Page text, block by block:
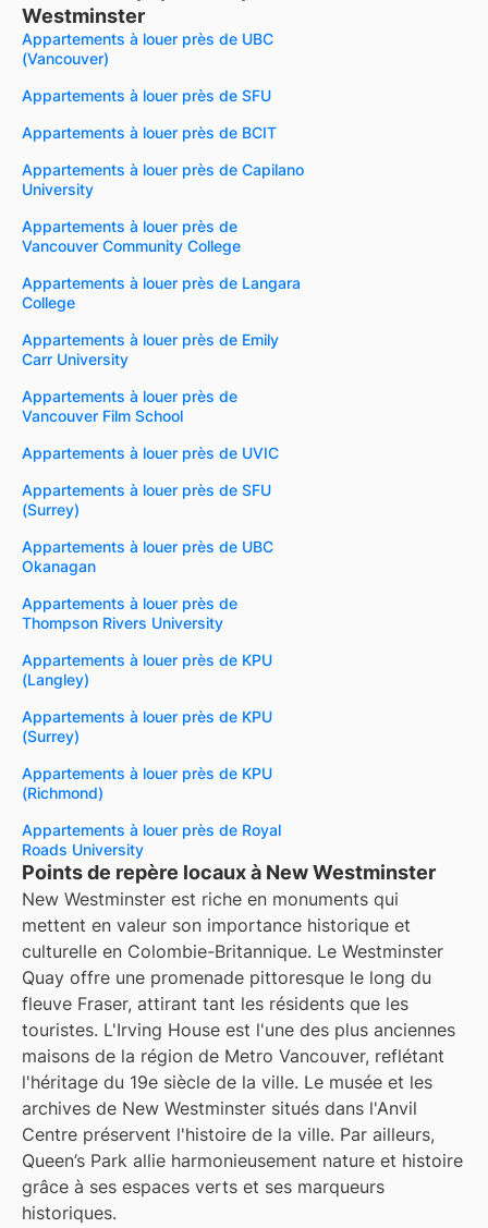
Westminster
Appartements à louer près de UBC
(Vancouver)
Appartements à louer près de SFU
Appartements à louer près de BCIT
Appartements à louer près de Capilano
University
Appartements à louer près de
Vancouver Community College
Appartements à louer près de Langara
College
Appartements à louer près de Emily
Carr University
Appartements à louer près de
Vancouver Film School
Appartements à louer près de UVIC
Appartements à louer près de SFU
(Surrey)
Appartements à louer près de UBC
Okanagan
Appartements à louer près de
Thompson Rivers University
Appartements à louer près de KPU
(Langley)
Appartements à louer près de KPU
(Surrey)
Appartements à louer près de KPU
(Richmond)
Appartements à louer près de Royal
Roads University
Points de repère locaux à New Westminster
New Westminster est riche en monuments qui
mettent en valeur son importance historique et
culturelle en Colombie-Britannique. Le Westminster
Quay offre une promenade pittoresque le long du
fleuve Fraser, attirant tant les résidents que les
touristes. L'Irving House est l'une des plus anciennes
maisons de la région de Metro Vancouver, reflétant
l'héritage du 19e siècle de la ville. Le musée et les
archives de New Westminster situés dans l'Anvil
Centre préservent l'histoire de la ville. Par ailleurs,
Queen’s Park allie harmonieusement nature et histoire
grâce à ses espaces verts et ses marqueurs
historiques.